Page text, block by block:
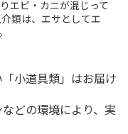
エビ・カニが混じって
類は、エサとしてエ
小道具類」はお届け
どの環境により、実